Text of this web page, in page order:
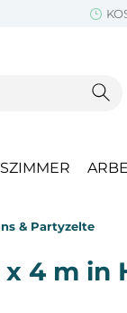
& Partyzelte
x 4 m